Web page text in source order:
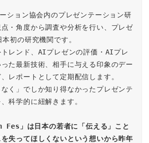
・角度から調査や分析を行い、プレゼ
初の研究機関です。
レンド、AIプレゼンの評価・AIプレ
た最新技術、相手に与える印象のデー
レポートとして定期配信します。
く」でしか知り得なかったプレゼンテ
科学的に紐解きます。
」は日本の若者に「伝える」こと
失ってほしくないという想いから昨年